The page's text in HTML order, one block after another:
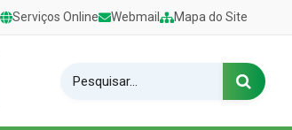
Serviços Online Webmail Mapa do Site